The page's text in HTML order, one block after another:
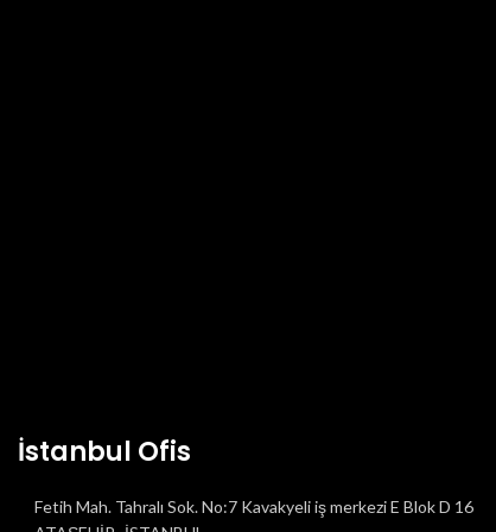
İstanbul Ofis
Fetih Mah. Tahralı Sok. No:7 Kavakyeli iş merkezi E Blok D 16